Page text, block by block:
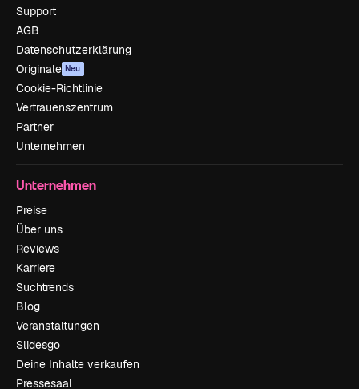
Support
AGB
Datenschutzerklärung
Originale Neu
Cookie-Richtlinie
Vertrauenszentrum
Partner
Unternehmen
Unternehmen
Preise
Über uns
Reviews
Karriere
Suchtrends
Blog
Veranstaltungen
Slidesgo
Deine Inhalte verkaufen
Pressesaal